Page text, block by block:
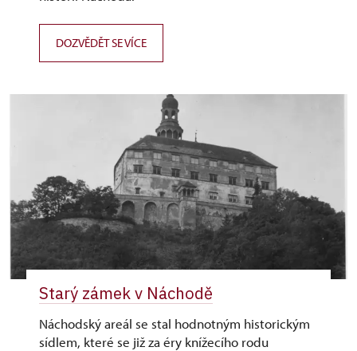
DOZVĚDĚT SE VÍCE
Starý zámek v Náchodě
Náchodský areál se stal hodnotným historickým
sídlem, které se již za éry knížecího rodu